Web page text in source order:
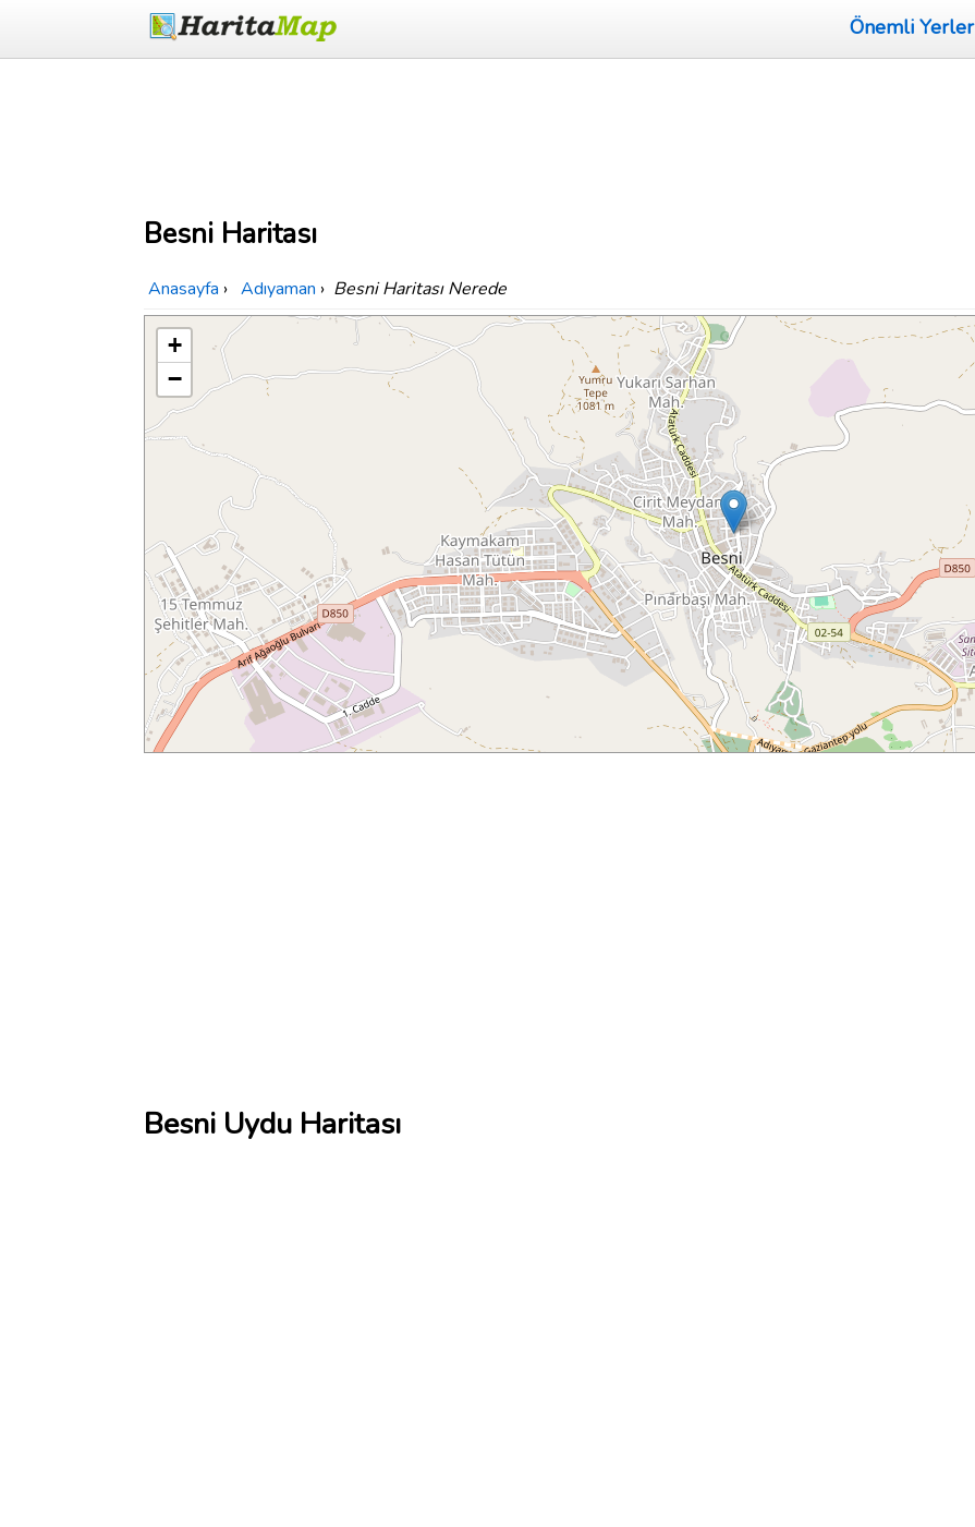
Önemli Yerler
Besni Haritası
Anasayfa › Adıyaman › Besni Haritası Nerede
+
−
Besni Uydu Haritası